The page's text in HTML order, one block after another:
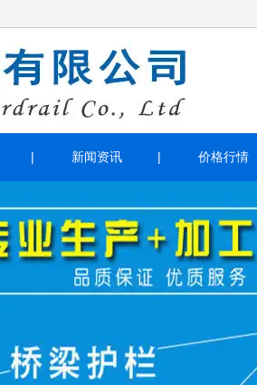
新闻资讯 价格行情